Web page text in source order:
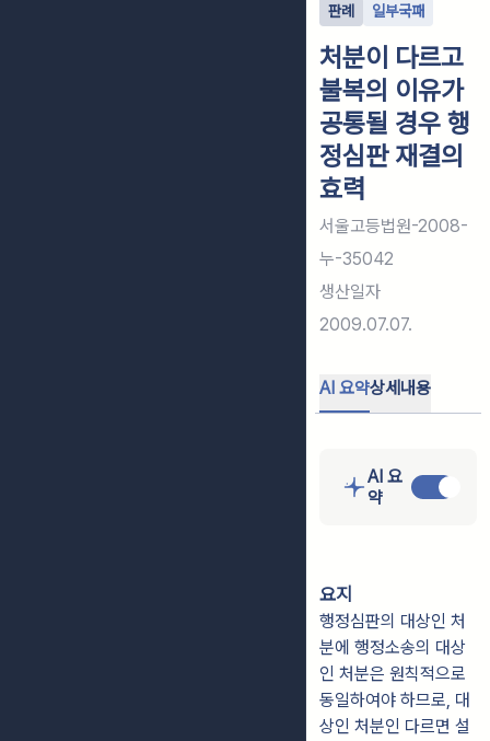
판례 일부국패
처분이 다르고
불복의 이유가
공통될 경우 행
정심판 재결의
효력
서울고등법원-2008-
누-35042
생산일자
2009.07.07.
AI 요약상세내용
AI 요
약
요지
행정심판의 대상인 처
분에 행정소송의 대상
인 처분은 원칙적으로
동일하여야 하므로, 대
상인 처분인 다르면 설